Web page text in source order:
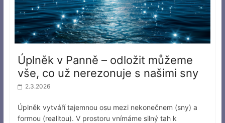
Úplněk v Panně – odložit můžeme
vše, co už nerezonuje s našimi sny
2.3.2026
Úplněk vytváří tajemnou osu mezi nekonečnem (sny) a
formou (realitou). V prostoru vnímáme silný tah k